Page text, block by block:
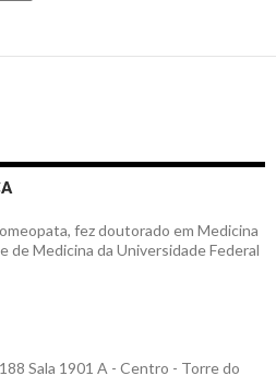
fez doutorado em Medicina
de Medicina da Universidade Federal
Sala 1901 A - Centro - Torre do